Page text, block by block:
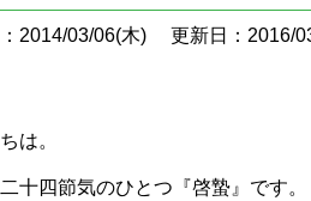
2014/03/06(木) 更新日：2016/
は。
十四節気のひとつ『啓蟄』です。